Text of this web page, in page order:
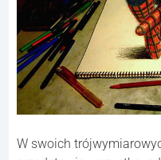
W swoich